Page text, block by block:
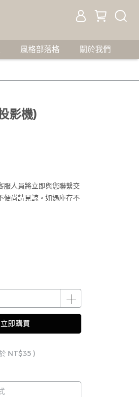
風格部落格 關於我們
影機)
服人員將立即與您聯繫交
便尚請見諒。如遇庫存不
立即購買
NT$35 )